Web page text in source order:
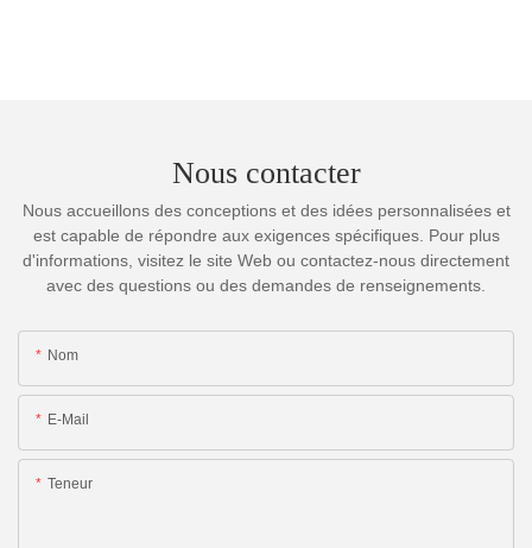
Nous contacter
Nous accueillons des conceptions et des idées personnalisées et
est capable de répondre aux exigences spécifiques. Pour plus
d'informations, visitez le site Web ou contactez-nous directement
avec des questions ou des demandes de renseignements.
Nom
E-Mail
Teneur